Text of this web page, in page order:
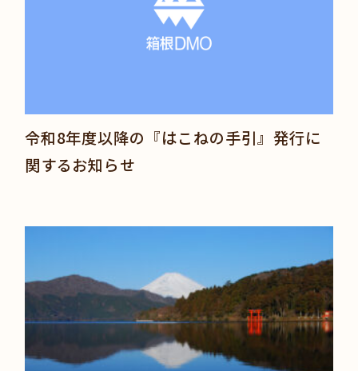
令和8年度以降の『はこねの手引』発行に
関するお知らせ